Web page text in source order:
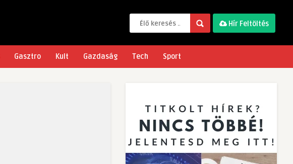
Hír Feltöltés
Gasztro Kult Gazdaság Tech Sport